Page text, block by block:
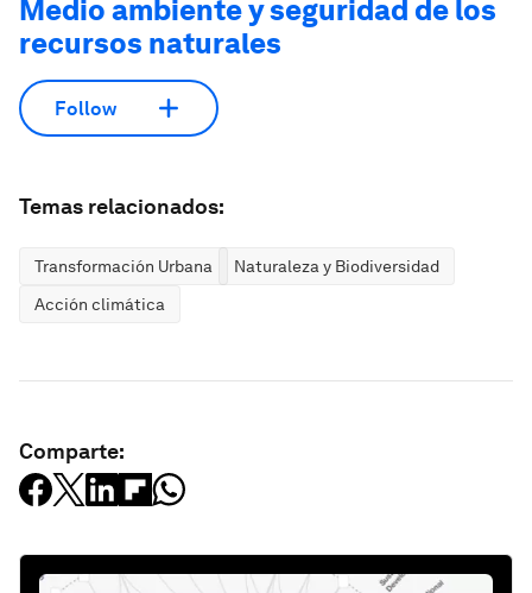
Medio ambiente y seguridad de los
recursos naturales
Follow
Temas relacionados:
Transformación Urbana
Naturaleza y Biodiversidad
Acción climática
Comparte: